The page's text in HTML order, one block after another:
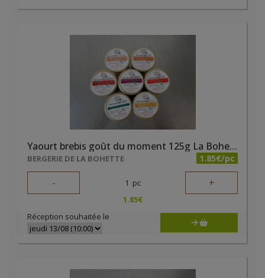
Yaourt brebis goût du moment 125g La Bohette
BERGERIE DE LA BOHETTE 1.85€/pc
- 1 pc +
1.85€
Réception souhaitée le